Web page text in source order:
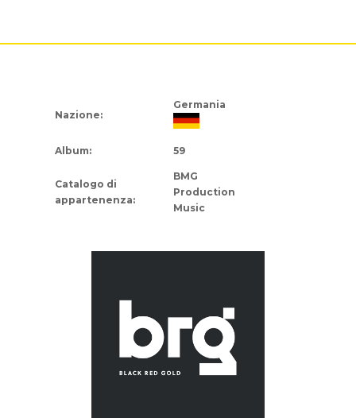
Nazione:
Germania
Album: 59
Catalogo di
appartenenza:
BMG
Production
Music